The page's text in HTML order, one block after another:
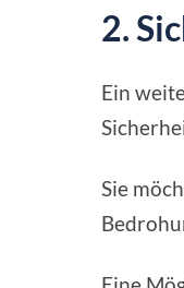
2.
Ein
Sie